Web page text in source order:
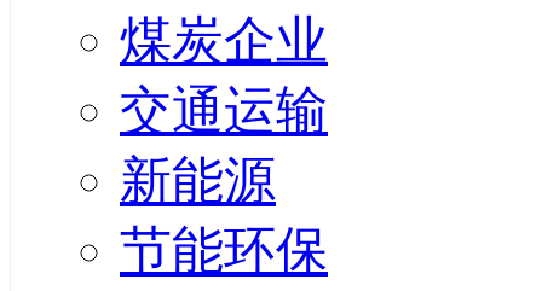
煤炭企业
交通运输
新能源
节能环保